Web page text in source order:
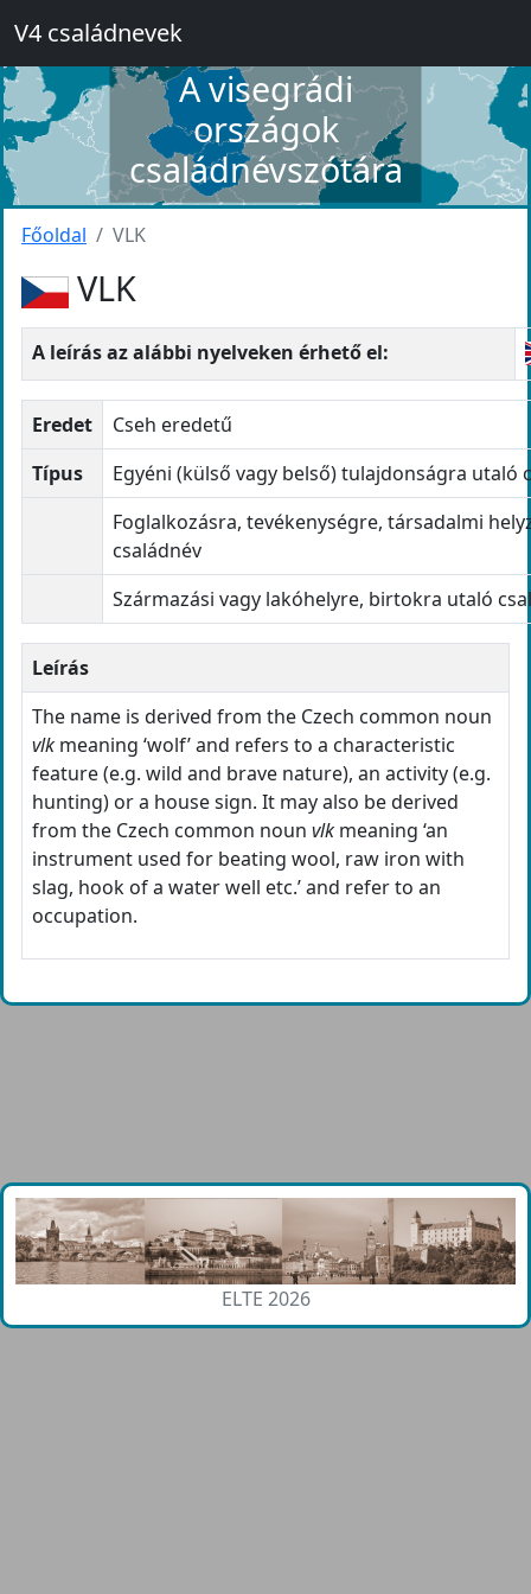
V4 családnevek
A visegrádi
országok
családnévszótára
Főoldal VLK
VLK
A leírás az alábbi nyelveken érhető el:
Eredet
Cseh eredetű
Típus
Egyéni (külső vagy belső) tulajdonságra utaló
Foglalkozásra, tevékenységre, társadalmi
családnév
Származási vagy lakóhelyre, birtokra utaló
Leírás
The name is derived from the Czech common noun
vlk meaning ‘wolf’ and refers to a characteristic
feature (e.g. wild and brave nature), an activity (e.g.
hunting) or a house sign. It may also be derived
from the Czech common noun vlk meaning ‘an
instrument used for beating wool, raw iron with
slag, hook of a water well etc.’ and refer to an
occupation.
ELTE 2026